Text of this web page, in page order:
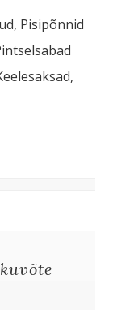
Pisipõnnid